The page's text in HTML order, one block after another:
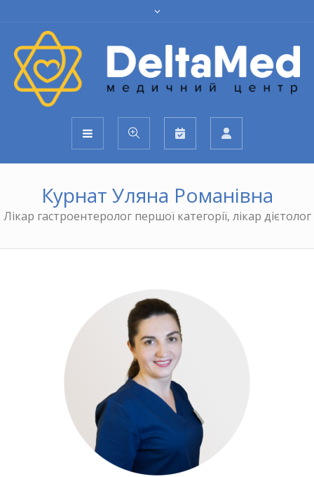
Курнат Уляна Романівна
Лікар гастроентеролог першої категорії, лікар дієтолог